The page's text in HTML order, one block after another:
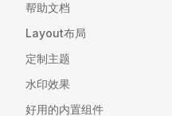
帮助文档
Layout布局
定制主题
水印效果
好用的内置组件